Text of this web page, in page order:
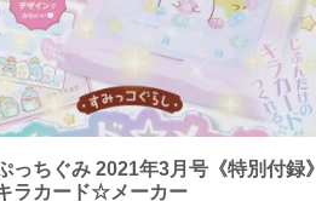
っちぐみ 2021年3月号《特別付録
ラカード☆メーカー